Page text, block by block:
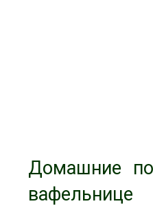
Домашние
вафельнице